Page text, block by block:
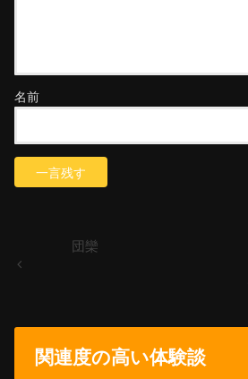
名前
団欒
関連度の高い体験談